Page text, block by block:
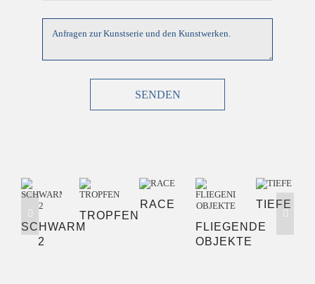
SENDEN
SCHWARM
2
TROPFEN
RACE
FLIEGENDE
OBJEKTE
TIEFE